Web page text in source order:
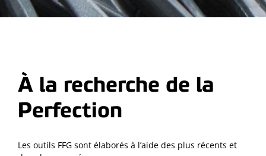
À la recherche de la
Perfection
Les outils FFG sont élaborés à l’aide des plus récents et